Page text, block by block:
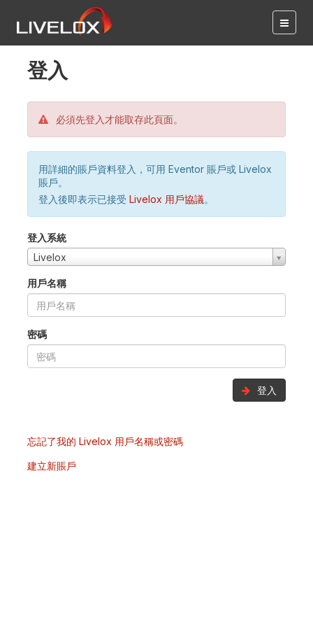
登入
必須先登入才能取存此頁面。
用詳細的賬戶資料登入，可用 Eventor 賬戶或 Livelox
賬戶。
登入後即表示已接受 Livelox 用戶協議。
登入系統
Livelox
用戶名稱
密碼
登入
忘記了我的 Livelox 用戶名稱或密碼
建立新賬戶